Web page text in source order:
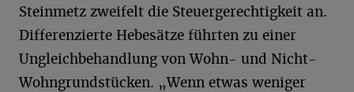
Steinmetz zweifelt die Steuergerechtigkeit an.
Differenzierte Hebesätze führten zu einer
Ungleichbehandlung von Wohn- und Nicht-
Wohngrundstücken. „Wenn etwas weniger